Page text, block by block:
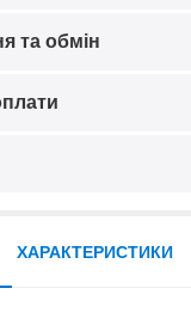
та обмін
ХАРАКТЕРИСТИКИ